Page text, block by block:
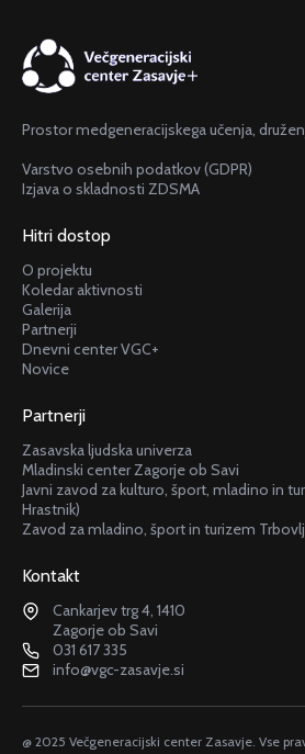
Prostor medgeneracijskega učenja,
Varstvo osebnih podatkov (GDPR)
Izjava o skladnosti ZDSMA
Hitri dostop
O projektu
Koledar aktivnosti
Galerija
Partnerji
Dnevni center VGC+
Novice
Partnerji
Zasavska ljudska univerza
Mladinski center Zagorje ob Savi
Javni zavod za kulturo, šport, mladino in
Hrastnik)
Zavod za mladino, šport in turizem
Kontakt
Cankarjev trg 4, 1410
Zagorje ob Savi
031 617 335
info@vgc-zasavje.si
@ 2025 Večgeneracijski center Zasavje. Vse